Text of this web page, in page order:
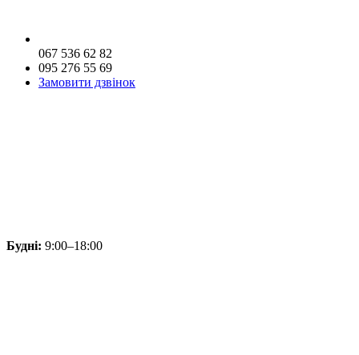
067 536 62 82
095 276 55 69
Замовити дзвінок
Будні: 9:00–18:00